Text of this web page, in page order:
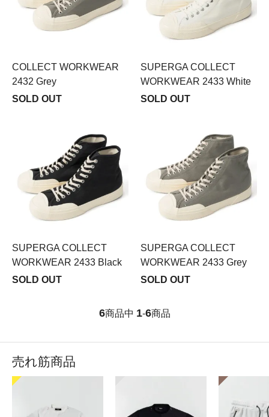
COLLECT WORKWEAR
2432 Grey
SOLD OUT
SUPERGA COLLECT
WORKWEAR 2433 White
SOLD OUT
SUPERGA COLLECT
WORKWEAR 2433 Black
SOLD OUT
SUPERGA COLLECT
WORKWEAR 2433 Grey
SOLD OUT
6商品中 1-6商品
売れ筋商品